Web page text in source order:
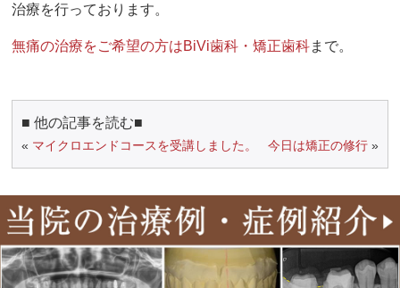
治療を行っております。
無痛の治療をご希望の方はBiVi歯科・矯正歯科まで。
■ 他の記事を読む■
« マイクロエンドコースを受講しました。 今日は矯正の修行»